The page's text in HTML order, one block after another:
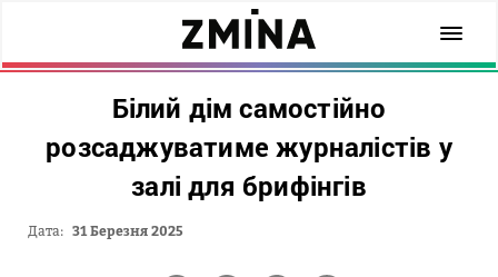
Білий дім самостійно
розсаджуватиме журналістів у
залі для брифінгів
Дата: 31 Березня 2025